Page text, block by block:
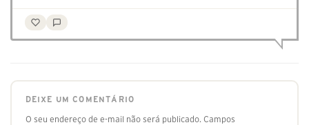
DEIXE UM COMENTÁRIO
O seu endereço de e-mail não será publicado. Campos